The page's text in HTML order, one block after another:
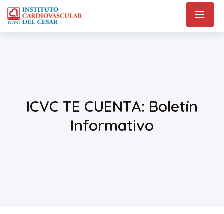
ICVC TE CUENTA: Boletín
Informativo